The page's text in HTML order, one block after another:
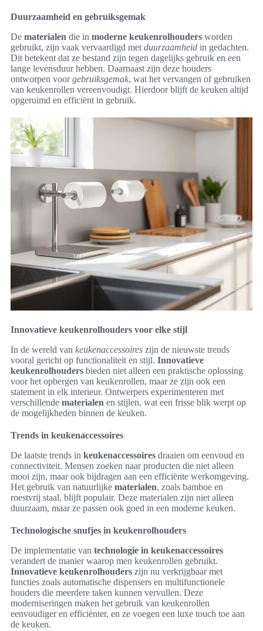
Duurzaamheid en gebruiksgemak
De materialen die in moderne keukenrolhouders worden
gebruikt, zijn vaak vervaardigd met duurzaamheid in gedachten.
Dit betekent dat ze bestand zijn tegen dagelijks gebruik en een
lange levensduur hebben. Daarnaast zijn deze houders
ontworpen voorgebruiksgemak, wat het vervangen of gebruiken
van keukenrollen vereenvoudigt. Hierdoor blijft de keuken altijd
opgeruimd en efficiënt in gebruik.
Innovatieve keukenrolhouders voor elke stijl
In de wereld van keukenaccessoires zijn de nieuwste trends
vooral gericht op functionaliteit en stijl. Innovatieve
keukenrolhouders bieden niet alleen een praktische oplossing
voor het opbergen van keukenrollen, maar ze zijn ook een
statement in elk interieur. Ontwerpers experimenteren met
verschillende materialen en stijlen, wat een frisse blik werpt op
de mogelijkheden binnen de keuken.
Trends in keukenaccessoires
De laatste trends in keukenaccessoires draaien om eenvoud en
connectiviteit. Mensen zoeken naar producten die niet alleen
mooi zijn, maar ook bijdragen aan een efficiënte werkomgeving.
Het gebruik van natuurlijke materialen, zoals bamboe en
roestvrij staal, blijft populair. Deze materialen zijn niet alleen
duurzaam, maar ze passen ook goed in een moderne keuken.
Technologische snufjes in keukenrolhouders
De implementatie van technologie in keukenaccessoires
verandert de manier waarop men keukenrollen gebruikt.
Innovatieve keukenrolhouders zijn nu verkrijgbaar met
functies zoals automatische dispensers en multifunctionele
houders die meerdere taken kunnen vervullen. Deze
moderniseringen maken het gebruik van keukenrollen
eenvoudiger en efficiënter, en ze voegen een luxe touch toe aan
de keuken.